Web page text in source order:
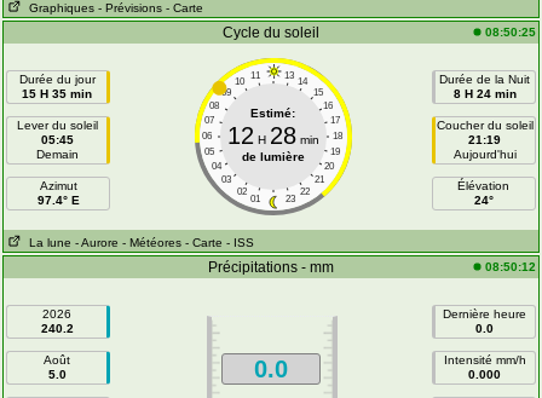
Graphiques - Prévisions - Carte
Cycle du soleil 08:50:25
Durée du jour
15 H 35 min
Lever du soleil
05:45
Demain
Azimut
97.4° E
11 13
10
14
09
15
08
16
07
17
06
18
05
19
04
20
03
21
02
22
01 23
Estimé:
12 H 28min
de lumière
Durée de la Nuit
8 H 24 min
Coucher du soleil
21:19
Aujourd'hui
Élévation
24°
La lune - Aurore - Météores - Carte - ISS
Précipitations - mm 08:50:12
2026
240.2
Août
5.0
0.0
Dernière heure
0.0
Intensité mm/h
0.000